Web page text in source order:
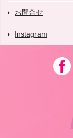
お問合せ
Instagram